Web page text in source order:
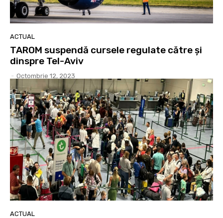
ACTUAL
TAROM suspendă cursele regulate către și
dinspre Tel-Aviv
- Octombrie 12, 2023
ACTUAL